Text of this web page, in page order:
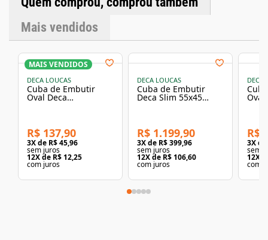
Características Técnicas Marca: Deca Linha: Slim Cor: Branco
Composição: Argila, feldspato, caulim, vidrados e corantes
inorgânicos Dimensões Altura: 13,5 cm Largura: 55 cm
Comprimento: 45 cm Peso: 12,576 kg Observações
Importantes Recomendável que a instalação seja feita por
profissional qualificado. Verifique as medidas da bancada
antes da instalação. As imagens são ilustrativas. Cores
podem variar de acordo com o monitor ou iluminação do
ambiente. Produto original Deca com nota fiscal e garantia
de fábrica.
Mais vendidos
DECA LOUCAS
Cuba de Embutir
Oval Deca
R$ 137,90
3X de R$ 45,96
sem juros
12X de R$ 12,25
com juros
MAIS VENDIDOS
DECA LOUCAS
Cuba de Embutir
Deca Slim 55x45
R$ 1.199,90
3X de R$ 399,96
sem juros
12X de R$ 106,60
com juros
DECA
Oval
R$
3X de
sem
12X
com